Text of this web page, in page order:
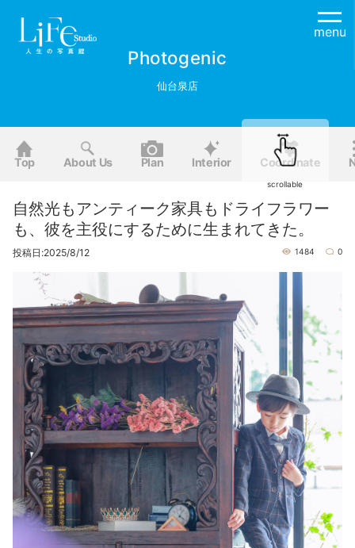
menu
Photogenic
仙台泉店
Top About Us Plan Interior Coordinate
scrollable
自然光もアンティーク家具もドライフラワー
も、彼を主役にするために生まれてきた。
投稿日:2025/8/12 1484 0